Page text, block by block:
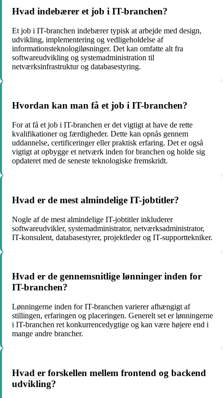
Hvad indebærer et job i IT-branchen?
Et job i IT-branchen indebærer typisk at arbejde med design,
udvikling, implementering og vedligeholdelse af
informationsteknologiløsninger. Det kan omfatte alt fra
softwareudvikling og systemadministration til
netværksinfrastruktur og databasestyring.
Hvordan kan man få et job i IT-branchen?
For at få et job i IT-branchen er det vigtigt at have de rette
kvalifikationer og færdigheder. Dette kan opnås gennem
uddannelse, certificeringer eller praktisk erfaring. Det er også
vigtigt at opbygge et netværk inden for branchen og holde sig
opdateret med de seneste teknologiske fremskridt.
Hvad er de mest almindelige IT-jobtitler?
Nogle af de mest almindelige IT-jobtitler inkluderer
softwareudvikler, systemadministrator, netværksadministrator,
IT-konsulent, databasestyrer, projektleder og IT-supporttekniker.
Hvad er de gennemsnitlige lønninger inden for
IT-branchen?
Lønningerne inden for IT-branchen varierer afhængigt af
stillingen, erfaringen og placeringen. Generelt set er lønningerne
i IT-branchen ret konkurrencedygtige og kan være højere end i
mange andre brancher.
Hvad er forskellen mellem frontend og backend
udvikling?